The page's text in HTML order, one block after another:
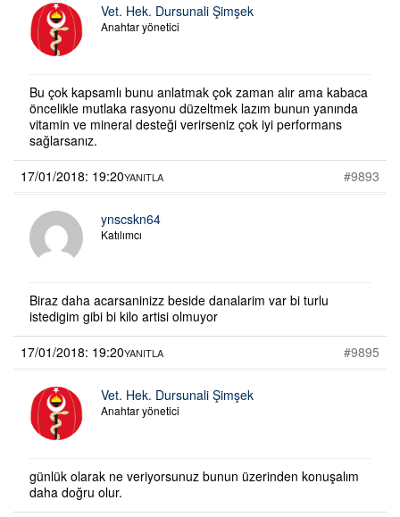
Vet. Hek. Dursunali Şimşek
Anahtar yönetici
Bu çok kapsamlı bunu anlatmak çok zaman alır ama kabaca
öncelikle mutlaka rasyonu düzeltmek lazım bunun yanında
vitamin ve mineral desteği verirseniz çok iyi performans
sağlarsanız.
17/01/2018: 19:20
#9893
YANITLA
ynscskn64
Katılımcı
Biraz daha acarsaninizz beside danalarim var bi turlu
istedigim gibi bi kilo artisi olmuyor
17/01/2018: 19:20
#9895
YANITLA
Vet. Hek. Dursunali Şimşek
Anahtar yönetici
günlük olarak ne veriyorsunuz bunun üzerinden konuşalım
daha doğru olur.